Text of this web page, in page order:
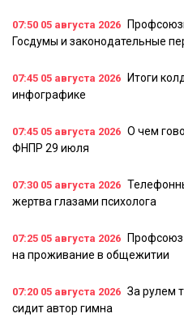
07:50 05 августа 2026
Госдумы и законодательные
07:45 05 августа 2026 Итоги
инфографике
07:45 05 августа 2026 О чем
ФНПР 29 июля
07:30 05 августа 2026
жертва глазами психолога
07:25 05 августа 2026 Профсоюз
на проживание в общежитии
07:20 05 августа 2026 За рулем
сидит автор гимна